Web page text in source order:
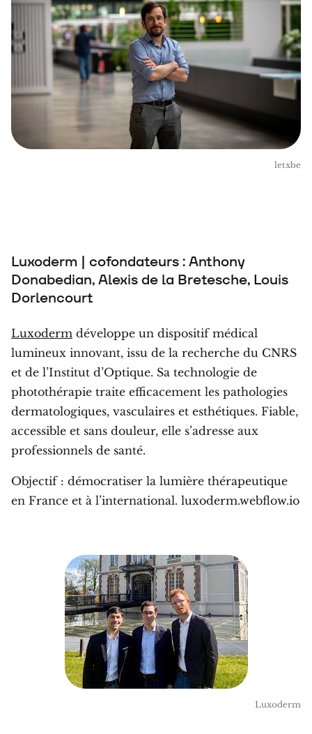
letxbe
Luxoderm | cofondateurs : Anthony
Donabedian, Alexis de la Bretesche, Louis
Dorlencourt
Luxoderm développe un dispositif médical
lumineux innovant, issu de la recherche du CNRS
et de l’Institut d’Optique. Sa technologie de
photothérapie traite efficacement les pathologies
dermatologiques, vasculaires et esthétiques. Fiable,
accessible et sans douleur, elle s’adresse aux
professionnels de santé.
Objectif : démocratiser la lumière thérapeutique
en France et à l’international. luxoderm.webflow.io
Luxoderm